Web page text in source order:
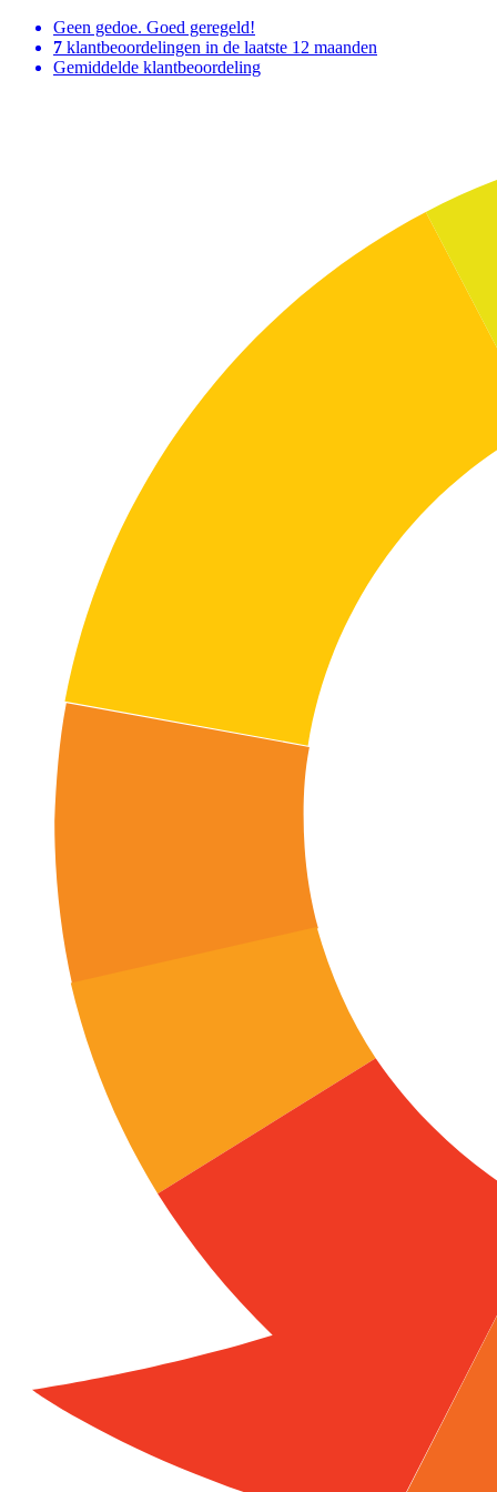
Geen gedoe. Goed geregeld!
7 klantbeoordelingen in de laatste 12 maanden
Gemiddelde klantbeoordeling